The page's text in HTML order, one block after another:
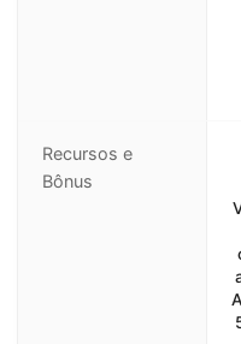
Recursos e
Bônus